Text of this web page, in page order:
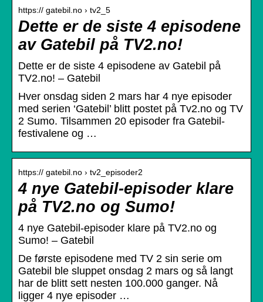
https:// gatebil.no › tv2_5
Dette er de siste 4 episodene
av Gatebil på TV2.no!
Dette er de siste 4 episodene av Gatebil på
TV2.no! – Gatebil
Hver onsdag siden 2 mars har 4 nye episoder
med serien ‘Gatebil’ blitt postet på Tv2.no og TV
2 Sumo. Tilsammen 20 episoder fra Gatebil-
festivalene og …
https:// gatebil.no › tv2_episoder2
4 nye Gatebil-episoder klare
på TV2.no og Sumo!
4 nye Gatebil-episoder klare på TV2.no og
Sumo! – Gatebil
De første episodene med TV 2 sin serie om
Gatebil ble sluppet onsdag 2 mars og så langt
har de blitt sett nesten 100.000 ganger. Nå
ligger 4 nye episoder …